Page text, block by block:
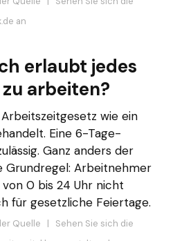
an
erlaubt jedes
arbeiten?
wie ein
Eine 6-Tage-
Ganz anders der
Grundregel: Arbeitnehmer
0 bis 24 Uhr nicht
für gesetzliche Feiertage.
Quelle | Sehen Sie sich die